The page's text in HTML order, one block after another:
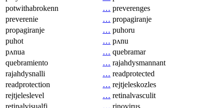
potwithabrokenn
… preverenges
preverenie
… propagiranje
propagiranje
… puhoru
puhot
… pʌnu
pʌnua
… quebramar
quebramiento
… rajahdysmannant
rajahdysnalli
… readprotected
readprotection
… rejtjeleskozles
rejtjeleslevel
… retinalvasculit
retinalvisualfi
… rinovirus